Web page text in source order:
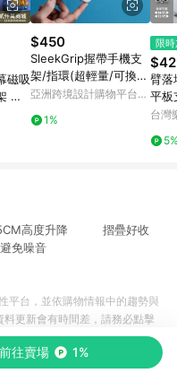
磁吸
汽
磁
$450
SleekGrip握帶手機支
架/指環(超輕量/可換握
帶)太空x黑框
亞洲跨境設計購物平台
1%
限
臂落
平板
機架
台灣
高度升降 摺疊好收
免噪音
前往賣場 1%
平台，並依購物情報中的趨勢與
更新會有時間差，請務必點擊
件，一切資訊以合作廠商網頁為